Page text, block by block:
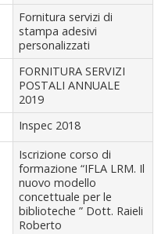
Fornitura servizi di
stampa adesivi
personalizzati
FORNITURA SERVIZI
POSTALI ANNUALE
2019
Inspec 2018
Iscrizione corso di
formazione “IFLA LRM. Il
nuovo modello
concettuale per le
biblioteche ” Dott. Raieli
Roberto